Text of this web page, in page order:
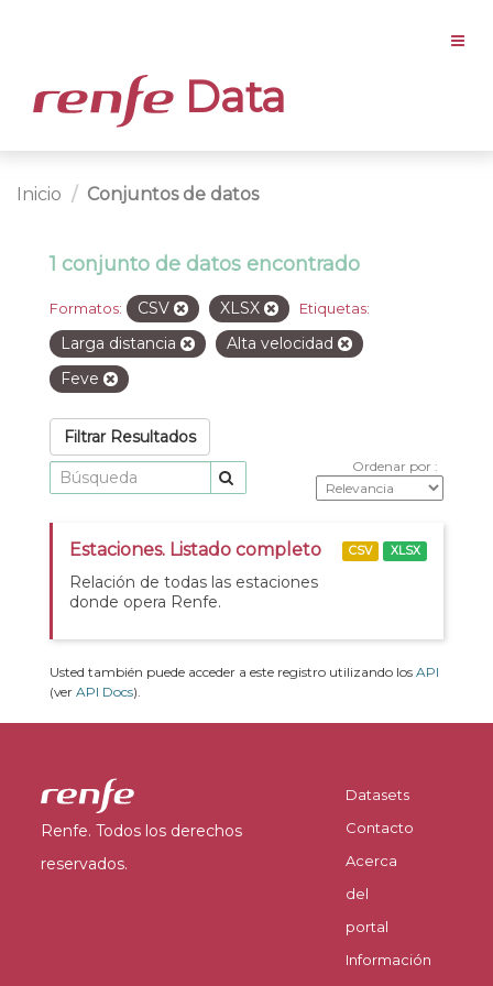
Data
Inicio Conjuntos de datos
1 conjunto de datos encontrado
Formatos: CSV XLSX Etiquetas:
Larga distancia
Alta velocidad
Feve
Filtrar Resultados
Ordenar por
Estaciones. Listado completo
Relación de todas las estaciones
donde opera Renfe.
CSV XLSX
Usted también puede acceder a este registro utilizando los API
(ver API Docs).
Renfe. Todos los derechos
reservados.
Datasets
Contacto
Acerca
del
portal
Información